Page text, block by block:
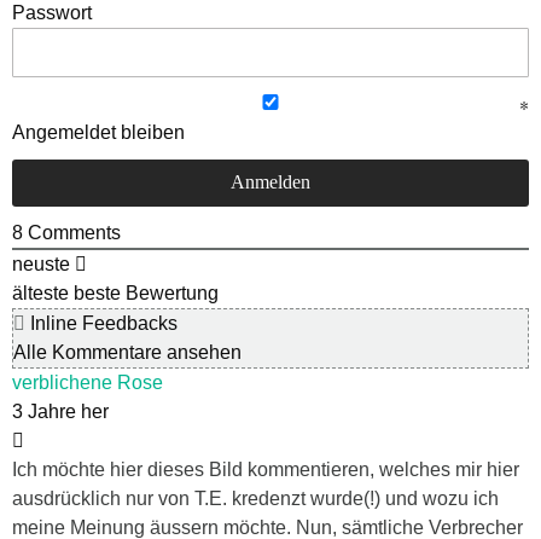
Passwort
Angemeldet bleiben
8 Comments
neuste
älteste beste Bewertung
Inline Feedbacks
Alle Kommentare ansehen
verblichene Rose
3 Jahre her
Ich möchte hier dieses Bild kommentieren, welches mir hier
ausdrücklich nur von T.E. kredenzt wurde(!) und wozu ich
meine Meinung äussern möchte. Nun, sämtliche Verbrecher